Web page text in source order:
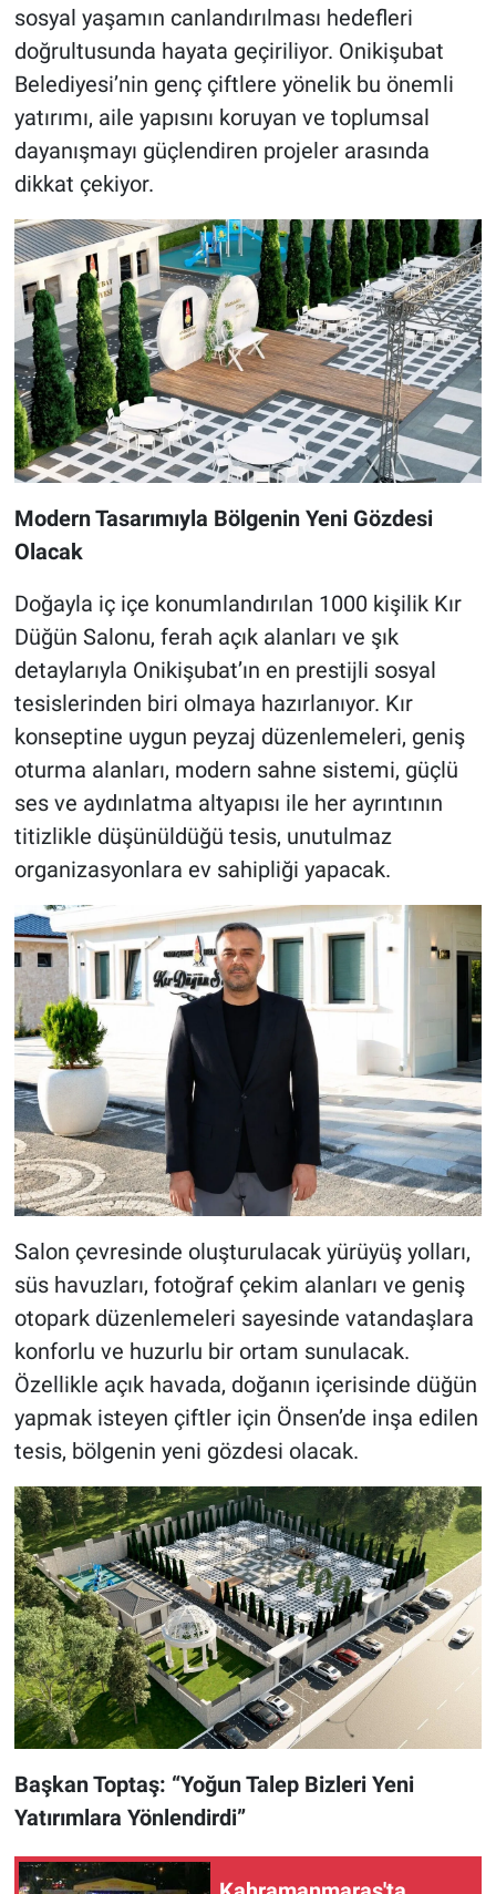
sosyal yaşamın canlandırılması hedefleri
doğrultusunda hayata geçiriliyor. Onikişubat
Belediyesi’nin genç çiftlere yönelik bu önemli
yatırımı, aile yapısını koruyan ve toplumsal
dayanışmayı güçlendiren projeler arasında
dikkat çekiyor.
Modern Tasarımıyla Bölgenin Yeni Gözdesi
Olacak
Doğayla iç içe konumlandırılan 1000 kişilik Kır
Düğün Salonu, ferah açık alanları ve şık
detaylarıyla Onikişubat’ın en prestijli sosyal
tesislerinden biri olmaya hazırlanıyor. Kır
konseptine uygun peyzaj düzenlemeleri, geniş
oturma alanları, modern sahne sistemi, güçlü
ses ve aydınlatma altyapısı ile her ayrıntının
titizlikle düşünüldüğü tesis, unutulmaz
organizasyonlara ev sahipliği yapacak.
Salon çevresinde oluşturulacak yürüyüş yolları,
süs havuzları, fotoğraf çekim alanları ve geniş
otopark düzenlemeleri sayesinde vatandaşlara
konforlu ve huzurlu bir ortam sunulacak.
Özellikle açık havada, doğanın içerisinde düğün
yapmak isteyen çiftler için Önsen’de inşa edilen
tesis, bölgenin yeni gözdesi olacak.
Başkan Toptaş: “Yoğun Talep Bizleri Yeni
Yatırımlara Yönlendirdi”